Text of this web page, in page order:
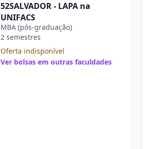
52SALVADOR - LAPA na
UNIFACS
MBA (pós-graduação)
2 semestres
Oferta indisponível
Ver bolsas em outras faculdades